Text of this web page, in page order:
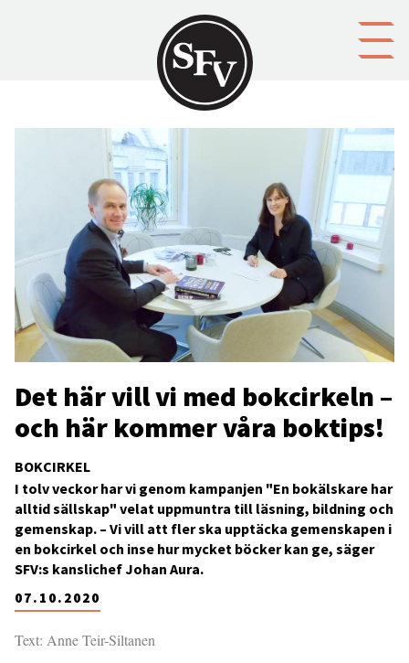
BOKCIRKEL
Det här vill vi med bokcirkeln –
och här kommer våra boktips!
07.10.2020
I tolv veckor har vi genom kampanjen "En bokälskare har
alltid sällskap" velat uppmuntra till läsning, bildning och
gemenskap. – Vi vill att fler ska upptäcka gemenskapen i
en bokcirkel och inse hur mycket böcker kan ge, säger
SFV:s kanslichef Johan Aura.
Text: Anne Teir-Siltanen